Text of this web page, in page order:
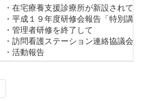
・在宅療養支援診療所が新設されて
・平成１９年度研修会報告「特別講
・管理者研修を終了して
・訪問看護ステーション連絡協議会
・活動報告